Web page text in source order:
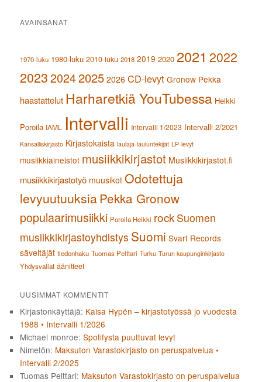
AVAINSANAT
1970-luku 1980-luku 2010-luku 2018 2019 2020 2021 2022
202320242025 2026 CD-levyt Gronow Pekka
haastattelut Harharetkiä YouTubessa Heikki
Poroila IAML Intervalli Intervalli 1/2023 Intervalli 2/2021
Kansalliskirjasto Kirjastokaista laulaja-lauluntekijät LP-levyt
musiikkiaineistot musiikkikirjastot Musiikkikirjastot.fi
musiikkikirjastotyö muusikot Odotettuja
levyuutuuksiaPekka Gronow
populaarimusiikki Poroila Heikki rock Suomen
musiikkikirjastoyhdistys Suomi Svart Records
säveltäjät tiedonhaku Tuomas Pelttari Turku Turun kaupunginkirjasto
Yhdysvallat äänitteet
UUSIMMAT KOMMENTIT
Kirjastonkäyttäjä: Kaisa Hypén – kirjastotyössä jo vuodesta
1988 • Intervalli 1/2026
Michael monroe:Spotifysta puuttuvat levyt
Nimetön: Maksuton Varastokirjasto on peruspalvelua •
Intervalli 2/2025
Tuomas Pelttari: Maksuton Varastokirjasto on peruspalvelua